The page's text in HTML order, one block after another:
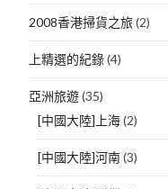
2008香港掃貨之旅(2)
上精選的紀錄(4)
亞洲旅遊(35)
[中國大陸]上海(2)
[中國大陸]河南(3)